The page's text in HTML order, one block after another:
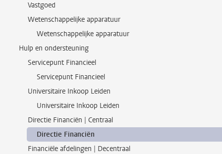
Vastgoed
Wetenschappelijke apparatuur
Wetenschappelijke apparatuur
Hulp en ondersteuning
Servicepunt Financieel
Servicepunt Financieel
Universitaire Inkoop Leiden
Universitaire Inkoop Leiden
Directie Financiën | Centraal
Directie Financiën
Financiële afdelingen | Decentraal